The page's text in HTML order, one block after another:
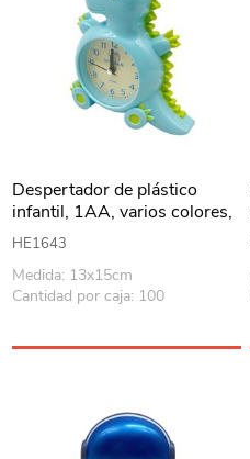
Despertador de plástico
infantil, 1AA, varios colores,
en caja
HE1643
Medida: 13x15cm
Cantidad por caja: 100